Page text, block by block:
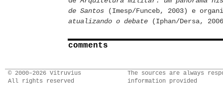
de Santos (Imesp/Funceb, 2003) e
atualizando o debate (Iphan/Dersa,
comments
© 2000–2026 Vitruvius
All rights reserved
The sources are always
information provided